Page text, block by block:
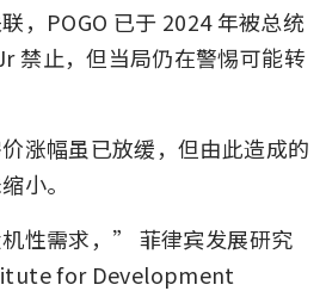
，POGO 已于 2024 年被总统
禁止，但当局仍在警惕可能转
涨幅虽已放缓，但由此造成的
小。
性需求，” 菲律宾发展研究
for Development